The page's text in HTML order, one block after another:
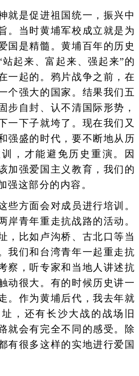
就是促进祖国统一，振兴中
。当时黄埔军校成立就是为
国是精髓。黄埔百年的历史
起来、富起来、强起来”的
一起的。鸦片战争之前，在
个强大的国家。结果我们五
步自封、认不清国际形势，
一下子就垮了。现在我们又
强盛的时代，要不断地从历
，才能避免历史重演。因
加强爱国主义教育，我们的
强这部分的内容。
方面会对成员进行培训。
岸青年重走抗战路的活动。
，比如卢沟桥、古北口等当
我们和台湾青年一起重走抗
察，听专家和当地人讲述抗
动很大。有的时候历史讲一
。作为黄埔后代，我去年就
，还有长沙大战的战场旧
就会有完全不同的感受。除
有很多这样的实地进行爱国